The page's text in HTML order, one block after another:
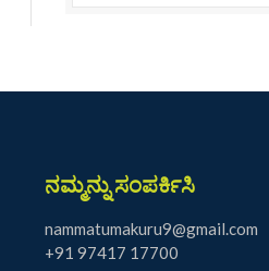
ನಮ್ಮನ್ನು ಸಂಪರ್ಕಿಸಿ
nammatumakuru9@gmail.com
+91 97417 17700